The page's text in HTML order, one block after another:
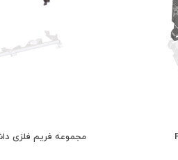
مجموعه فریم فلزی